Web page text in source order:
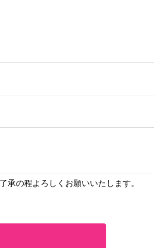
の程よろしくお願いいたします。